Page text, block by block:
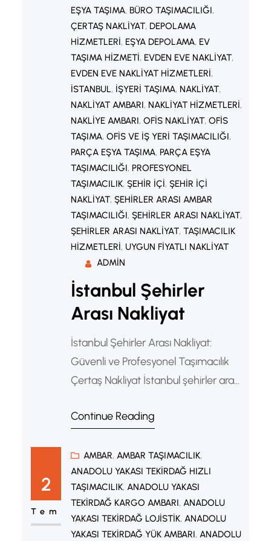
EŞYA TAŞIMA, BÜRO TAŞIMACILIĞI
ÇERTAŞ NAKLIYAT, DEPOLAMA
HIZMETLERI, EŞYA DEPOLAMA, EV
TAŞIMA HIZMETI, EVDEN EVE NAKLIYAT
EVDEN EVE NAKLIYAT HIZMETLERI
İSTANBUL, İŞYERI TAŞIMA, NAKLIYAT
NAKLIYAT AMBARI, NAKLIYAT HIZMETLERI
NAKLIYE AMBARI, OFIS NAKLIYAT, OFIS
TAŞIMA, OFIS VE IŞ YERI TAŞIMACILIĞI
PARÇA EŞYA TAŞIMA, PARÇA EŞYA
TAŞIMACILIĞI, PROFESYONEL
TAŞIMACILIK, ŞEHIR IÇI, ŞEHIR IÇI
NAKLIYAT, ŞEHIRLER ARASI AMBAR
TAŞIMACILIĞI, ŞEHIRLER ARASI NAKLIYAT
ŞEHIRLER ARASI NAKLIYAT, TAŞIMACILIK
HIZMETLERI, UYGUN FIYATLI NAKLIYAT
ADMIN
İstanbul Şehirler
Arası Nakliyat
İstanbul Şehirler Arası Nakliyat:
Güvenli ve Profesyonel Taşımacılık
Çertaş Nakliyat İstanbul şehirler arası
taşımacılığında güvenli, hızlı ve planlı
modern araç filosu ve kaliteli
ambalajlama teknikleri sayesinde
eşyalarınız Türkiye’nin dört bir yanına
güvenle taşınır. Sigortalı taşıma
hizmeti ise olası risklere karşı ek
Continue Reading
2
Tem
AMBAR, AMBAR TAŞIMACILIK
ANADOLU YAKASI TEKIRDAĞ HIZLI
TAŞIMACILIK, ANADOLU YAKASI
TEKIRDAĞ KARGO AMBARI, ANADOLU
YAKASI TEKIRDAĞ LOJISTIK, ANADOLU
YAKASI TEKIRDAĞ YÜK AMBARI, ANADOLU